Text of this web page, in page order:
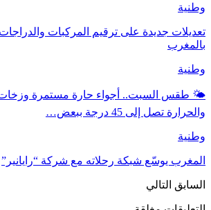
وطنية
تعديلات جديدة على ترقيم المركبات
بالمغرب
وطنية
🌤️ طقس السبت.. أجواء حارة مستمرة وزخات
والحرارة تصل إلى 45 درجة ببعض…
وطنية
المغرب يوسّع شبكة رحلاته مع شركة “رايانير”
السابق التالي